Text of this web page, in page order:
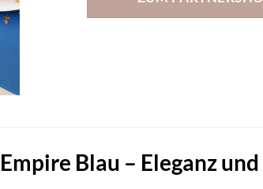
Blau – Eleganz